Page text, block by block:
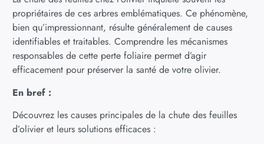
propriétaires de ces arbres emblématiques. Ce phénomène,
bien qu’impressionnant, résulte généralement de causes
identifiables et traitables. Comprendre les mécanismes
responsables de cette perte foliaire permet d’agir
efficacement pour préserver la santé de votre olivier.
En bref :
Découvrez les causes principales de la chute des feuilles
d’olivier et leurs solutions efficaces :